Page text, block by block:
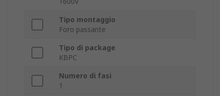
Tipo montaggio
Foro passante
Tipo di package
KBPC
Numero di fasi
1